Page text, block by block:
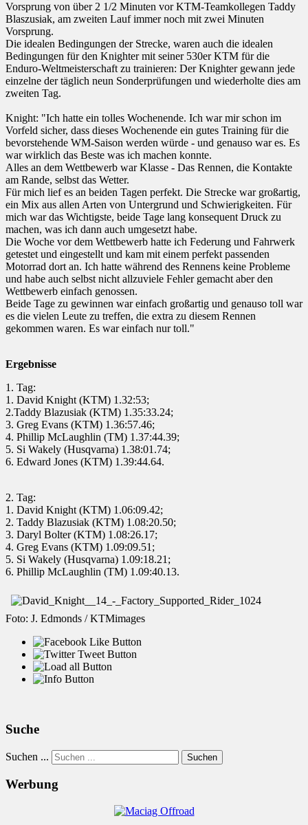
Vorsprung von über 2 1/2 Minuten vor KTM-Teamkollegen Taddy
Blaszusiak, am zweiten Lauf immer noch mit zwei Minuten
Vorsprung.
Die idealen Bedingungen der Strecke, waren auch die idealen
Bedingungen für den Knighter mit seiner 530er KTM für die
Enduro-Weltmeisterschaft zu trainieren: Der Knighter gewann jede
einzelne der täglich neun Sonderprüfungen und wiederholte dies am
zweiten Tag.
Knight: "Ich hatte ein tolles Wochenende. Ich war mir schon im
Vorfeld sicher, dass dieses Wochenende ein gutes Training für die
bevorstehende WM-Saison werden würde - und genauso war es. Es
war wirklich das Beste was ich machen konnte.
Alles an dem Wettbewerb war Klasse - Das Rennen, die Kontakte
am Rande, selbst das Wetter.
Für mich lief es an beiden Tagen perfekt. Die Strecke war großartig,
ein Mix aus allen Arten von Untergrund und Schwierigkeiten. Für
mich war das Wichtigste, beide Tage lang konsequent Druck zu
machen, was ich dann auch umgesetzt habe.
Die Woche vor dem Wettbewerb hatte ich Federung und Fahrwerk
getestet und eingestellt und kam mit einem perfekt passenden
Motorrad dort an. Ich hatte während des Rennens keine Probleme
und habe auch selbst nicht allzuviele Fehler gemacht aber den
Wettbewerb einfach genossen.
Beide Tage zu gewinnen war einfach großartig und genauso toll war
es die vielen Leute zu treffen, die extra zu diesem Rennen
gekommen waren. Es war einfach nur toll."
Ergebnisse
1. Tag:
1. David Knight (KTM) 1.32:53;
2.Taddy Blazusiak (KTM) 1.35:33.24;
3. Greg Evans (KTM) 1.36:57.46;
4. Phillip McLaughlin (TM) 1.37:44.39;
5. Si Wakely (Husqvarna) 1.38:01.74;
6. Edward Jones (KTM) 1.39:44.64.
2. Tag:
1. David Knight (KTM) 1.06:09.42;
2. Taddy Blazusiak (KTM) 1.08:20.50;
3. Daryl Bolter (KTM) 1.08:26.17;
4. Greg Evans (KTM) 1.09:09.51;
5. Si Wakely (Husqvarna) 1.09:18.21;
6. Phillip McLaughlin (TM) 1.09:40.13.
Foto: J. Edmonds / KTMimages
Suche
Suchen ... Suchen
Werbung